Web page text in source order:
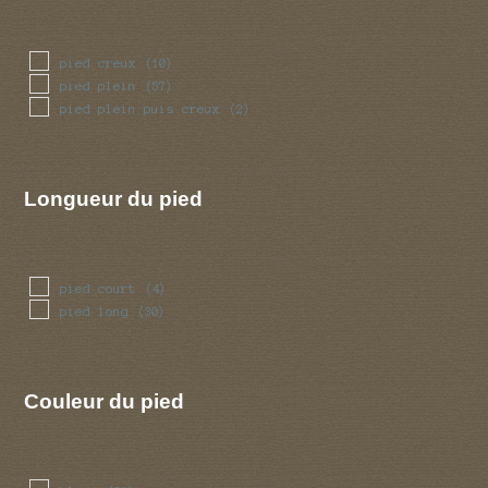
pied creux (10)
pied plein (57)
pied plein puis creux (2)
Longueur du pied
pied court (4)
pied long (30)
Couleur du pied